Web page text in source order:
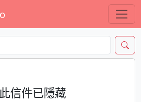
此信件已隱藏